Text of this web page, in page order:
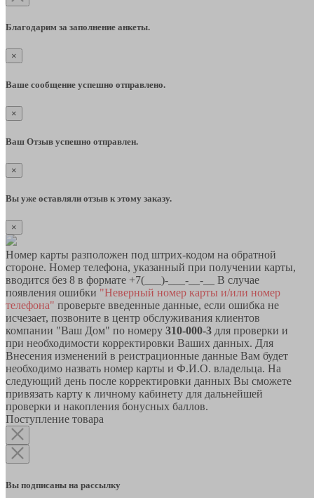
Благодарим за заполнение анкеты.
×
Ваше сообщение успешно отправлено.
×
Ваш Отзыв успешно отправлен.
×
Вы уже оставляли отзыв к этому заказу.
×
Номер карты разположен под штрих-кодом на обратной
стороне. Номер телефона, указанный при получении карты,
вводится без 8 в формате +7(___)-___-__-__ В случае
появления ошибки "Неверный номер карты и/или номер
телефона" проверьте введенные данные, если ошибка не
исчезает, позвоните в центр обслуживания клиентов
компании "Ваш Дом" по номеру 310-000-3 для проверки и
при необходимости корректировки Ваших данных. Для
Внесения изменений в реистрационные данные Вам будет
необходимо назвать номер карты и Ф.И.О. владельца. На
следующий день после корректировки данных Вы сможете
привязать карту к личному кабинету для дальнейшей
проверки и накопления бонусных баллов.
Поступление товара
Вы подписаны на рассылку